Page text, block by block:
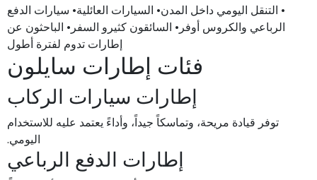
• التنقل اليومي داخل المدن• السيارات العائلية• سيارات الدفع
الرباعي والكروس أوفر• السائقون كثيرو السفر• الباحثون عن
إطارات تدوم لفترة أطول
فئات إطارات سايلون
إطارات سيارات الركاب
توفر قيادة مريحة، وتماسكاً جيداً، وأداءً يعتمد عليه للاستخدام
اليومي.
إطارات الدفع الرباعي